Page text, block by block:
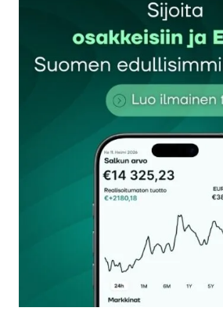
Sähköpostiosoitettasi ei julkaista.
kentät on merkitty*
Kommentti*
Nimesi tai nimimerkkisi
Sähköpostiosoitteesi